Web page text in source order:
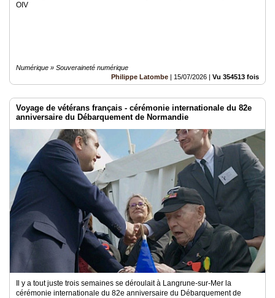
OIV
Numérique » Souveraineté numérique
Philippe Latombe | 15/07/2026 | Vu 354513 fois
Voyage de vétérans français - cérémonie internationale du 82e
anniversaire du Débarquement de Normandie
Il y a tout juste trois semaines se déroulait à Langrune-sur-Mer la
cérémonie internationale du 82e anniversaire du Débarquement de